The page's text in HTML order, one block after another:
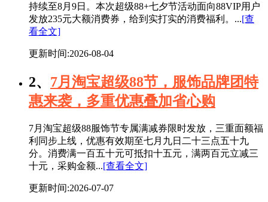
持续至8月9日。本次超级88+七夕节活动面向88VIP用户
发放235元大额消费券，给到实打实的消费福利。...[查
看全文]
更新时间:2026-08-04
2、 7月淘宝超级88节，服饰品牌团特
惠来袭，多重优惠叠加省心购
7月淘宝超级88服饰节专属满减券限时发放，三重面额福
利同步上线，优惠有效期至七月九日二十三点五十九
分。消费满一百五十元可抵扣十五元，满两百元立减三
十元，采购金额...[查看全文]
更新时间:2026-07-07